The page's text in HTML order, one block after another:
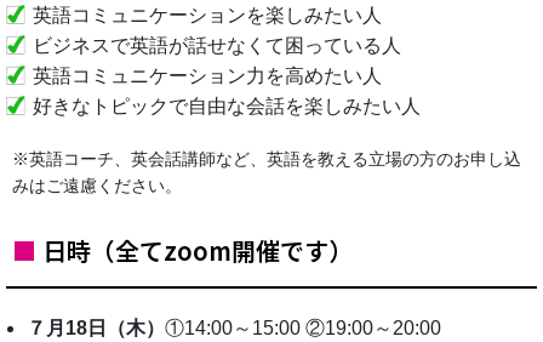
英語コミュニケーションを楽しみたい人
ビジネスで英語が話せなくて困っている人
英語コミュニケーション力を高めたい人
好きなトピックで自由な会話を楽しみたい人
※英語コーチ、英会話講師など、英語を教える立場の方のお申し込
みはご遠慮ください。
■ 日時（全てzoom開催です）
７月18日（木）①14:00～15:00 ②19:00～20:00